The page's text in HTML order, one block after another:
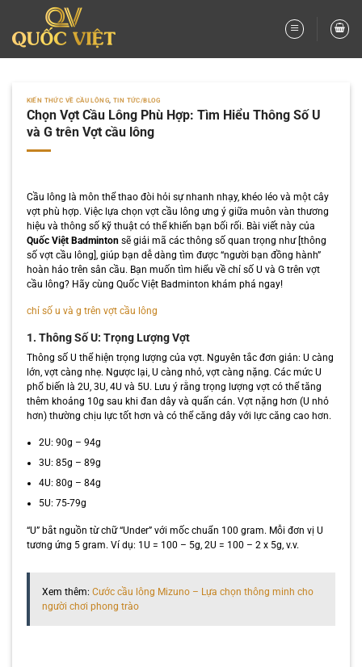
nội
dung
KIẾN THỨC VỀ CẦU LÔNG TIN TỨC/BLOG
Chọn Vợt Cầu Lông Phù Hợp: Tìm Hiểu Thông Số U
và G trên Vợt cầu lông
Cầu lông là môn thể thao đòi hỏi sự nhanh nhạy, khéo léo và một cây
vợt phù hợp. Việc lựa chọn vợt cầu lông ưng ý giữa muôn vàn thương
hiệu và thông số kỹ thuật có thể khiến bạn bối rối. Bài viết này của
Quốc Việt Badmintonsẽ giải mã các thông số quan trọng như [thông
số vợt cầu lông], giúp bạn dễ dàng tìm được “người bạn đồng hành”
hoàn hảo trên sân cầu. Bạn muốn tìm hiểu về chỉ số U và G trên vợt
cầu lông? Hãy cùng Quốc Việt Badminton khám phá ngay!
chỉ số u và g trên vợt cầu lông
1. Thông Số U: Trọng Lượng Vợt
Thông số U thể hiện trọng lượng của vợt. Nguyên tắc đơn giản: U càng
lớn, vợt càng nhẹ. Ngược lại, U càng nhỏ, vợt càng nặng. Các mức U
phổ biến là 2U, 3U, 4U và 5U. Lưu ý rằng trọng lượng vợt có thể tăng
thêm khoảng 10g sau khi đan dây và quấn cán. Vợt nặng hơn (U nhỏ
hơn) thường chịu lực tốt hơn và có thể căng dây với lực căng cao hơn.
2U: 90g – 94g
3U: 85g – 89g
4U: 80g – 84g
5U: 75-79g
“U” bắt nguồn từ chữ “Under” với mốc chuẩn 100 gram. Mỗi đơn vị U
tương ứng 5 gram. Ví dụ: 1U = 100 – 5g, 2U = 100 – 2 x 5g, v.v.
Xem thêm: Cước cầu lông Mizuno – Lựa chọn thông minh cho
người chơi phong trào